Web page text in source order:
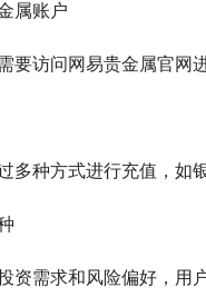
属账户
要访问网易贵金属官网
多种方式进行充值，如
资需求和风险偏好，用